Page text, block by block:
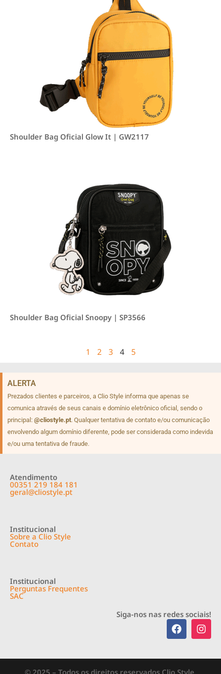
Shoulder Bag Oficial Glow It | GW2117
Shoulder Bag Oficial Snoopy | SP3566
1 2 3 4 5
ALERTA
Prezados clientes e parceiros, a Clio Style informa que apenas se
comunica através de seus canais e domínio eletrônico oficial, sendo o
principal: @cliostyle.pt. Qualquer tentativa de contato e/ou comunicação
envolvendo algum domínio diferente, pode ser considerada como indevida
e/ou uma tentativa de fraude.
Atendimento
00351 219 184 181
geral@cliostyle.pt
Institucional
Sobre a Clio Style
Contato
Institucional
Perguntas Frequentes
SAC
Siga-nos nas redes sociais!
© 2025 – Todos os direitos reservados Clio Style.